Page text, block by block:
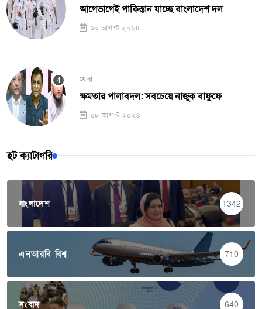
আগেভাগেই পাকিস্তান যাচ্ছে বাংলাদেশ দল
১০ আগস্ট ২০২৪
খেলা
ক্ষমতার পালাবদল: সবচেয়ে নাজুক বাফুফে
০৮ আগস্ট ২০২৪
হট ক্যাটাগরি
বাংলাদেশ 1342
এনআরবি বিশ্ব 710
সংবাদ 640